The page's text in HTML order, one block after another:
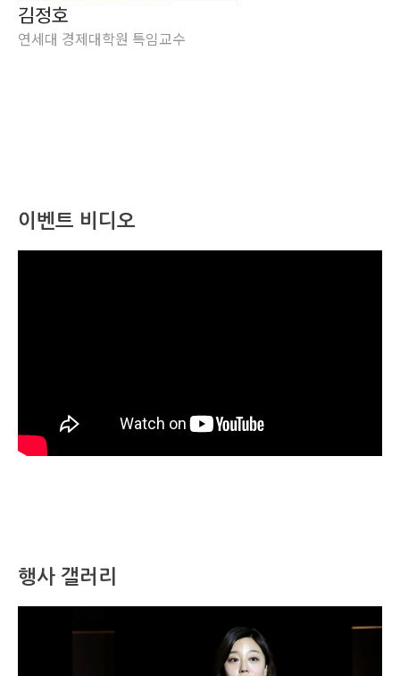
김정호
연세대 경제대학원 특임교수
이벤트 비디오
행사 갤러리